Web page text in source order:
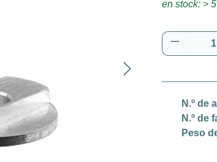
en stock: > 5
N.º de
N.º de
Peso